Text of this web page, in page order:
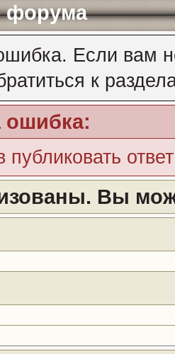
Если вам
к
ошибка:
публиковать
Вы